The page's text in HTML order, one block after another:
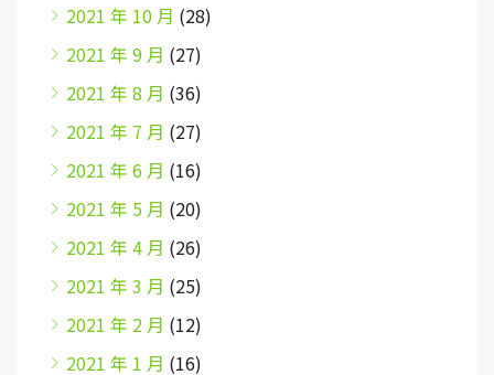
2021 年 10 月 (28)
2021 年 9 月 (27)
2021 年 8 月 (36)
2021 年 7 月 (27)
2021 年 6 月 (16)
2021 年 5 月 (20)
2021 年 4 月 (26)
2021 年 3 月 (25)
2021 年 2 月 (12)
2021 年 1 月 (16)